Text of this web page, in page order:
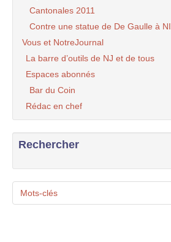
Cantonales 2011
Contre une statue de De Gaulle à
Vous et NotreJournal
La barre d’outils de NJ et de tous
Espaces abonnés
Bar du Coin
Rédac en chef
Rechercher
Mots-clés